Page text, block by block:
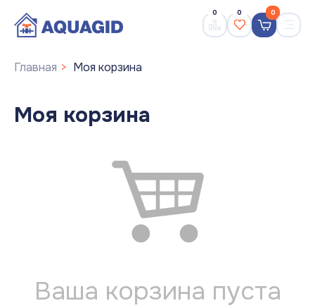
0 0 0
Главная Моя корзина
Моя корзина
Ваша корзина пуста